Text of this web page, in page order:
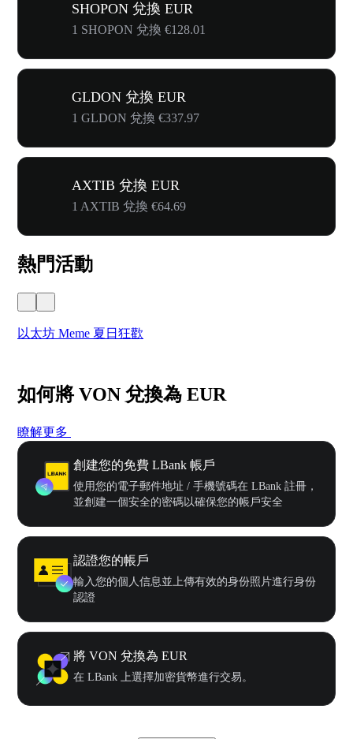
SHOPON 兌換 EUR
1 SHOPON 兌換 €128.01
GLDON 兌換 EUR
1 GLDON 兌換 €337.97
AXTIB 兌換 EUR
1 AXTIB 兌換 €64.69
熱門活動
以太坊 Meme 夏日狂歡
如何將 VON 兌換為 EUR
瞭解更多
創建您的免費 LBank 帳戶
使用您的電子郵件地址 / 手機號碼在 LBank 註冊，
並創建一個安全的密碼以確保您的帳戶安全
認證您的帳戶
輸入您的個人信息並上傳有效的身份照片進行身份
認證
將 VON 兌換為 EUR
在 LBank 上選擇加密貨幣進行交易。